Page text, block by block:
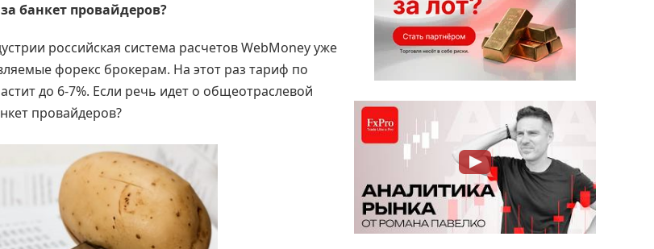
банкет провайдеров?
российская система расчетов WebMoney уже
форекс брокерам. На этот раз тариф по
до 6-7%. Если речь идет о общеотраслевой
провайдеров?